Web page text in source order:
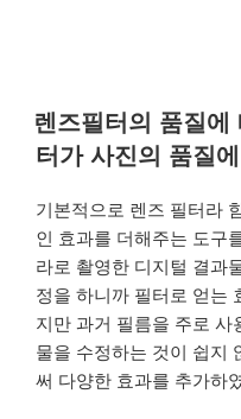
렌즈필터의 품질에
터가 사진의 품질
기본적으로 렌즈 필터라
인 효과를 더해주는 도구
라로 촬영한 디지털 결과
정을 하니까 필터로 얻는
지만 과거 필름을 주로
물을 수정하는 것이 쉽지
써 다양한 효과를 추가하